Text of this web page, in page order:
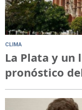
CLIMA
La Plata y un
pronóstico